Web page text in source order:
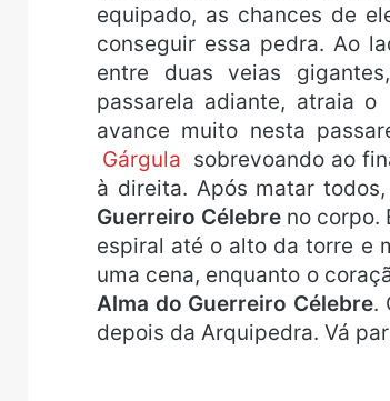
equipado, as chances de
conseguir essa pedra. Ao
entre duas veias
passarela adiante, atraia o
avance muito nesta
Gárgula sobrevoando ao
à direita. Após matar
Guerreiro Célebre no corpo.
espiral até o alto da torre e
uma cena, enquanto o
Alma do Guerreiro Célebre.
depois da Arquipedra. Vá